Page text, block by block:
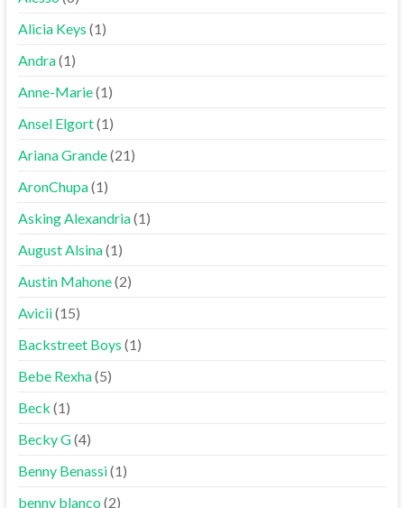
Alicia Keys (1)
Andra(1)
Anne-Marie(1)
Ansel Elgort(1)
Ariana Grande(21)
AronChupa(1)
Asking Alexandria(1)
August Alsina(1)
Austin Mahone(2)
Avicii(15)
Backstreet Boys (1)
Bebe Rexha(5)
Beck (1)
Becky G(4)
Benny Benassi(1)
benny blanco(2)